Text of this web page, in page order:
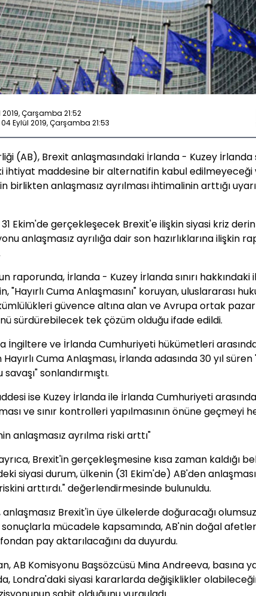
2019, Çarşamba 21:52
Eylül 2019, Çarşamba 21:53
(AB), Brexit anlaşmasındaki İrlanda - Kuzey İrlanda
ihtiyat maddesine bir alternatifin kabul edilmeyeceği
birlikten anlaşmasız ayrılması ihtimalinin arttığı
Ekim'de gerçekleşecek Brexit'e ilişkin siyasi kriz
anlaşmasız ayrılığa dair son hazırlıklarına ilişkin
raporunda, İrlanda - Kuzey İrlanda sınırı hakkındaki
"Hayırlı Cuma Anlaşmasını" koruyan, uluslararası
güvence altına alan ve Avrupa ortak
sürdürebilecek tek çözüm olduğu ifade edildi.
İngiltere ve İrlanda Cumhuriyeti hükümetleri
Cuma Anlaşması, İrlanda adasında 30 yıl süren
sonlandırmıştı.
ise Kuzey İrlanda ile İrlanda Cumhuriyeti
ve sınır kontrolleri yapılmasının önüne geçmeyi
anlaşmasız ayrılma riski arttı"
Brexit'in gerçekleşmesine kısa zaman kaldığı
siyasi durum, ülkenin (31 Ekim'de) AB'den
arttırdı." değerlendirmesinde bulunuldu.
anlaşmasız Brexit'in üye ülkelerde doğuracağı olumsuz
mücadele kapsamında, AB'nin doğal
fondan pay aktarılacağını da duyurdu.
AB Komisyonu Başsözcüsü Mina Andreeva, basına
Londra'daki siyasi kararlarda değişiklikler